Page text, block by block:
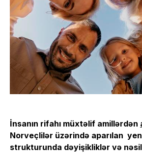
İnsanın rifahı müxtəlif amillərdən
Norveçlilər üzərində aparılan
strukturunda dəyişikliklər və